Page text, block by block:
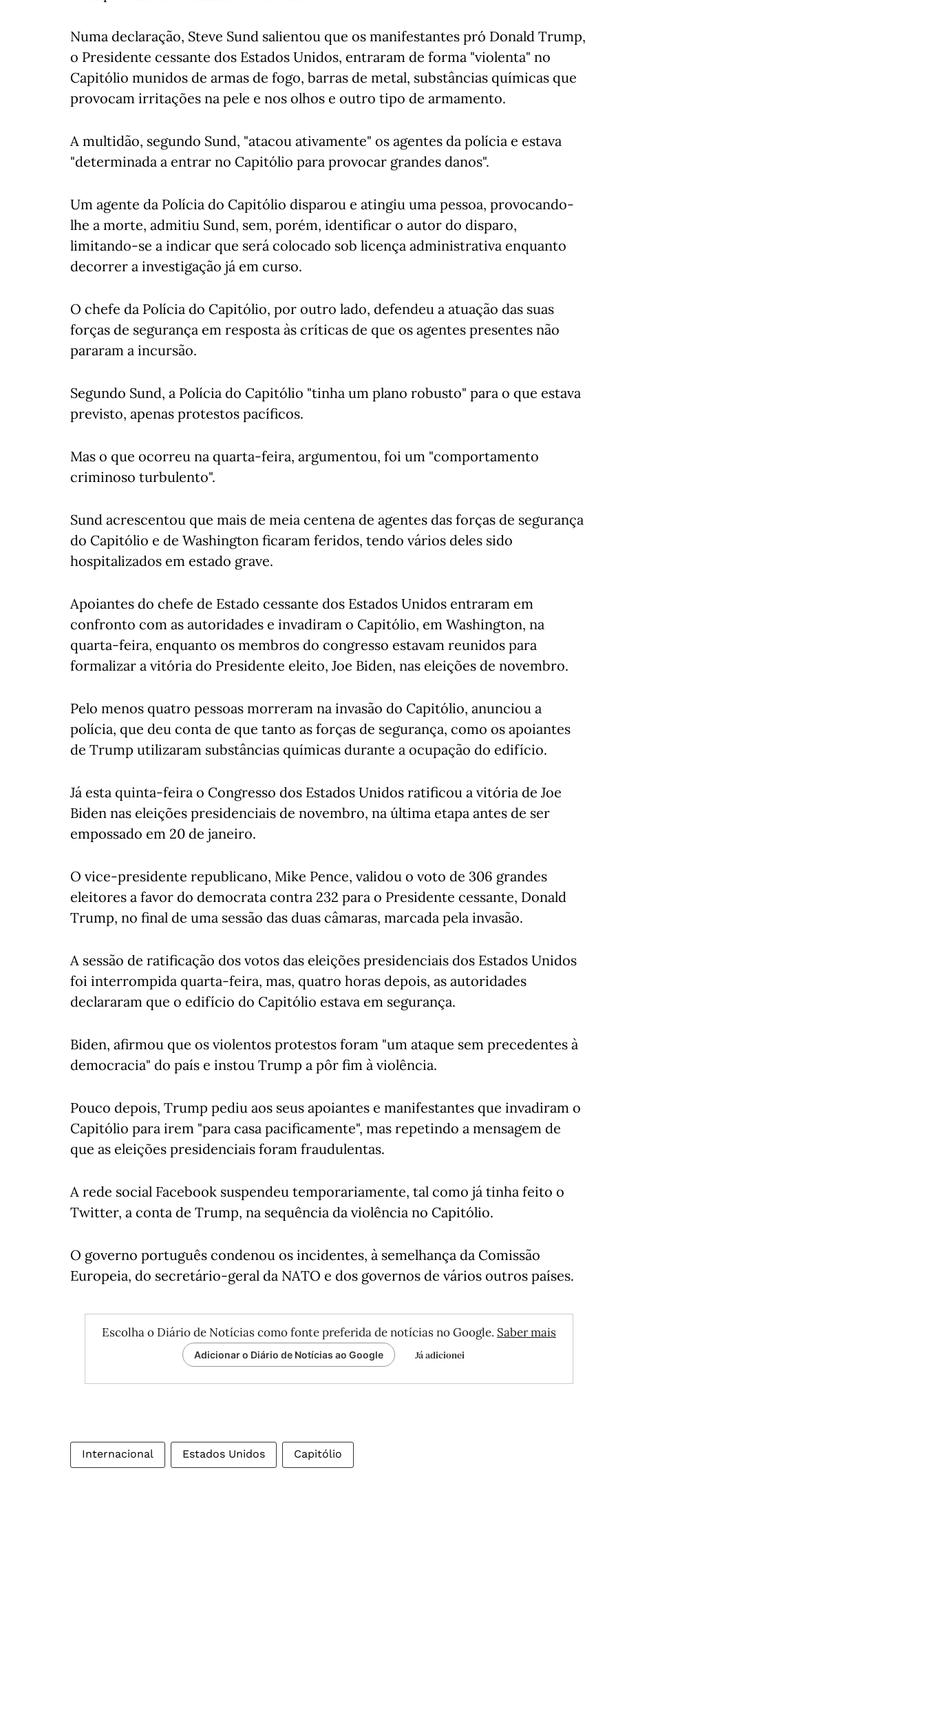
Numa declaração, Steve Sund salientou que os manifestantes pró Donald Trump,
o Presidente cessante dos Estados Unidos, entraram de forma "violenta" no
Capitólio munidos de armas de fogo, barras de metal, substâncias químicas que
provocam irritações na pele e nos olhos e outro tipo de armamento.
A multidão, segundo Sund, "atacou ativamente" os agentes da polícia e estava
"determinada a entrar no Capitólio para provocar grandes danos".
Um agente da Polícia do Capitólio disparou e atingiu uma pessoa, provocando-
lhe a morte, admitiu Sund, sem, porém, identificar o autor do disparo,
limitando-se a indicar que será colocado sob licença administrativa enquanto
decorrer a investigação já em curso.
O chefe da Polícia do Capitólio, por outro lado, defendeu a atuação das suas
forças de segurança em resposta às críticas de que os agentes presentes não
pararam a incursão.
Segundo Sund, a Polícia do Capitólio "tinha um plano robusto" para o que estava
previsto, apenas protestos pacíficos.
Mas o que ocorreu na quarta-feira, argumentou, foi um "comportamento
criminoso turbulento".
Sund acrescentou que mais de meia centena de agentes das forças de segurança
do Capitólio e de Washington ficaram feridos, tendo vários deles sido
hospitalizados em estado grave.
Apoiantes do chefe de Estado cessante dos Estados Unidos entraram em
confronto com as autoridades e invadiram o Capitólio, em Washington, na
quarta-feira, enquanto os membros do congresso estavam reunidos para
formalizar a vitória do Presidente eleito, Joe Biden, nas eleições de novembro.
Pelo menos quatro pessoas morreram na invasão do Capitólio, anunciou a
polícia, que deu conta de que tanto as forças de segurança, como os apoiantes
de Trump utilizaram substâncias químicas durante a ocupação do edifício.
Já esta quinta-feira o Congresso dos Estados Unidos ratificou a vitória de Joe
Biden nas eleições presidenciais de novembro, na última etapa antes de ser
empossado em 20 de janeiro.
O vice-presidente republicano, Mike Pence, validou o voto de 306 grandes
eleitores a favor do democrata contra 232 para o Presidente cessante, Donald
Trump, no final de uma sessão das duas câmaras, marcada pela invasão.
A sessão de ratificação dos votos das eleições presidenciais dos Estados Unidos
foi interrompida quarta-feira, mas, quatro horas depois, as autoridades
declararam que o edifício do Capitólio estava em segurança.
Biden, afirmou que os violentos protestos foram "um ataque sem precedentes à
democracia" do país e instou Trump a pôr fim à violência.
Pouco depois, Trump pediu aos seus apoiantes e manifestantes que invadiram o
Capitólio para irem "para casa pacificamente", mas repetindo a mensagem de
que as eleições presidenciais foram fraudulentas.
A rede social Facebook suspendeu temporariamente, tal como já tinha feito o
Twitter, a conta de Trump, na sequência da violência no Capitólio.
O governo português condenou os incidentes, à semelhança da Comissão
Europeia, do secretário-geral da NATO e dos governos de vários outros países.
Escolha o Diário de Notícias como fonte preferida de notícias no Google. Saber mais
Adicionar o Diário de Notícias ao Google Já adicionei
Internacional Estados Unidos Capitólio